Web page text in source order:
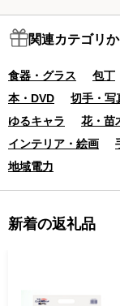
関連カテゴリ
食器・グラス 包丁
本・DVD
切手・写
ゆるキャラ
花・苗
インテリア・絵画
地域電力
新着の返礼品